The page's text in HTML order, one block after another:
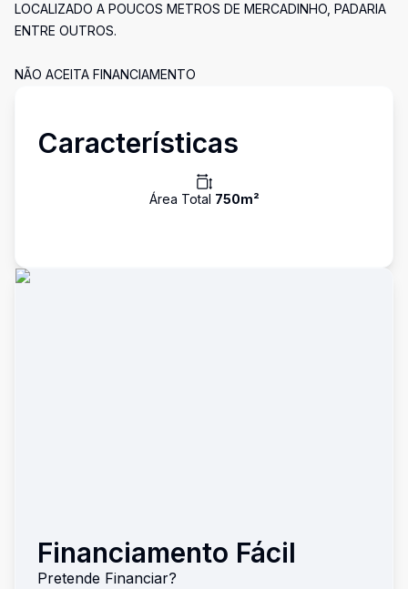
LOCALIZADO A POUCOS METROS DE MERCADINHO, PADARIA
ENTRE OUTROS.
NÃO ACEITA FINANCIAMENTO
Características
Área Total 750m²
Financiamento Fácil
Pretende Financiar?